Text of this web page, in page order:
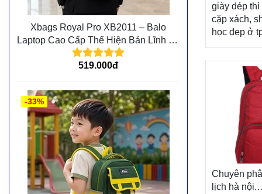
giày dép thì
cặp xách,
học đẹp ở
năng lượng
học mới
Nhân dịp
mới,
khách
chương
mãi vô
dạng sản
bán balo đi
tphcm,
Chuyên
lịch hà nội.
Xbags Royal Pro XB2011 – Balo
Laptop Cao Cấp Thể Hiện Bản Lĩnh Và
Đẳng Cấp Cá Nhân
519.000đ
-33%